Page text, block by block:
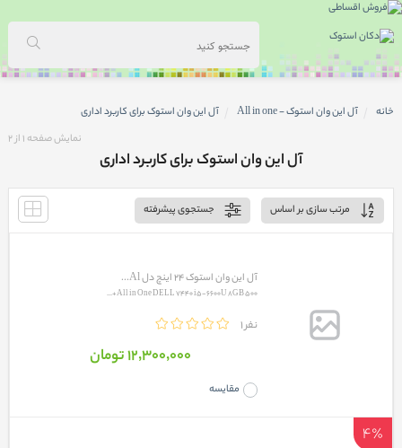
خانه آل این وان استوک - All in one
آل این وان استوک برای کاربرد اداری
نمایش صفحه 1از2
آل این وان استوک برای کاربرد اداری
مرتب سازی بر اساس جستجوی پیشرفته
آل این وان استوک 24 اینچ دل Al...
All in One DELL 7440 i5-6600U 8GB 500+...
1 نفر
مقایسه
12٬300٬000 تومان
4٪